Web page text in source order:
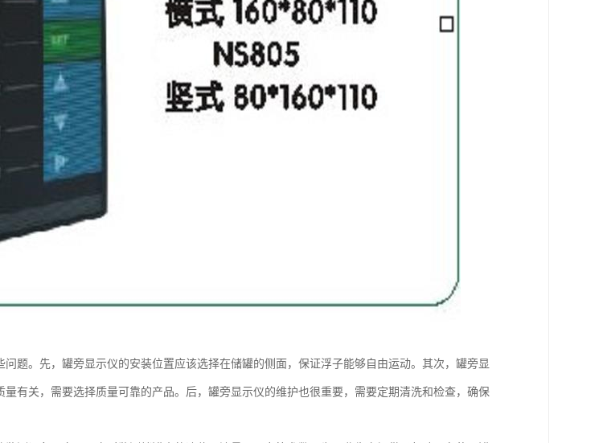
题。先，罐旁显示仪的安装位置应该选择在储罐的侧面，保证浮子能够自由运动。其次，罐旁显
有关，需要选择质量可靠的产品。后，罐旁显示仪的维护也很重要，需要定期清洗和检查，确保